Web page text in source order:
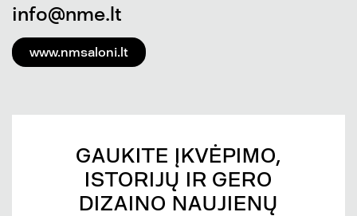
info@nme.lt
www.nmsaloni.lt
GAUKITE ĮKVĖPIMO,
ISTORIJŲ IR GERO
DIZAINO NAUJIENŲ